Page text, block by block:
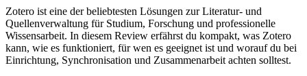
Zotero ist eine der beliebtesten Lösungen zur Literatur- und
Quellenverwaltung für Studium, Forschung und professionelle
Wissensarbeit. In diesem Review erfährst du kompakt, was Zotero
kann, wie es funktioniert, für wen es geeignet ist und worauf du bei
Einrichtung, Synchronisation und Zusammenarbeit achten solltest.